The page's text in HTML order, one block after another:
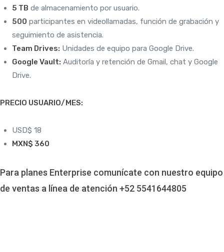
5 TB de almacenamiento por usuario.
500 participantes en videollamadas, función de grabación y
seguimiento de asistencia.
Team Drives: Unidades de equipo para Google Drive.
Google Vault: Auditoría y retención de Gmail, chat y Google
Drive.
PRECIO USUARIO/MES:
USD$ 18
MXN$ 360
Para planes Enterprise comunícate con nuestro equipo
de ventas a línea de atención +52 5541644805